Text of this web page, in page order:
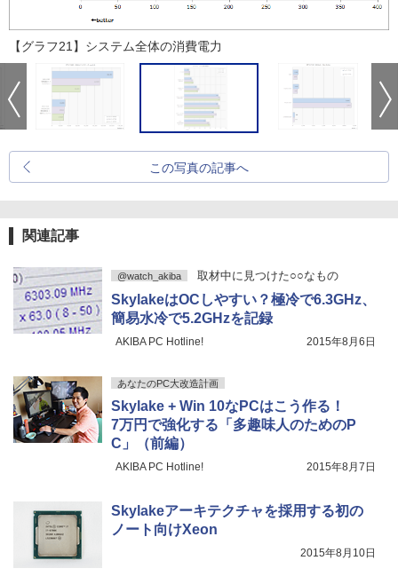
【グラフ21】システム全体の消費電力
この写真の記事へ
関連記事
@watch_akiba 取材中に見つけた○○なもの
SkylakeはOCしやすい？極冷で6.3GHz、
簡易水冷で5.2GHzを記録
AKIBA PC Hotline! 2015年8月6日
あなたのPC大改造計画
Skylake + Win 10なPCはこう作る！
7万円で強化する「多趣味人のためのP
C」（前編）
AKIBA PC Hotline! 2015年8月7日
Skylakeアーキテクチャを採用する初の
ノート向けXeon
2015年8月10日